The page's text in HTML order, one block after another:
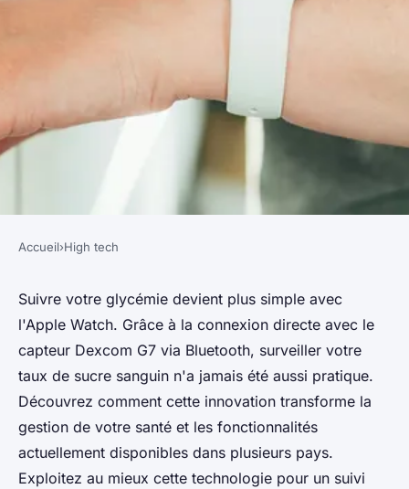
HIGH TECH
Actualité high-tech : utilisez
apple watch pour le suivi de
votre glycémie
Julia•19 juin 2024•3 min de lecture
Accueil›High tech
Suivre votre glycémie devient plus simple avec
l'Apple Watch. Grâce à la connexion directe avec le
capteur Dexcom G7 via Bluetooth, surveiller votre
taux de sucre sanguin n'a jamais été aussi pratique.
Découvrez comment cette innovation transforme la
gestion de votre santé et les fonctionnalités
actuellement disponibles dans plusieurs pays.
Exploitez au mieux cette technologie pour un suivi